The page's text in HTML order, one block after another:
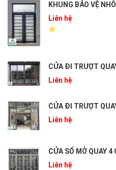
KHUNG BẢO VỆ
Liên hệ
CỬA ĐI TRƯỢT
Liên hệ
CỬA ĐI TRƯỢT
Liên hệ
CỬA SỔ MỞ QUAY 4
Liên hệ